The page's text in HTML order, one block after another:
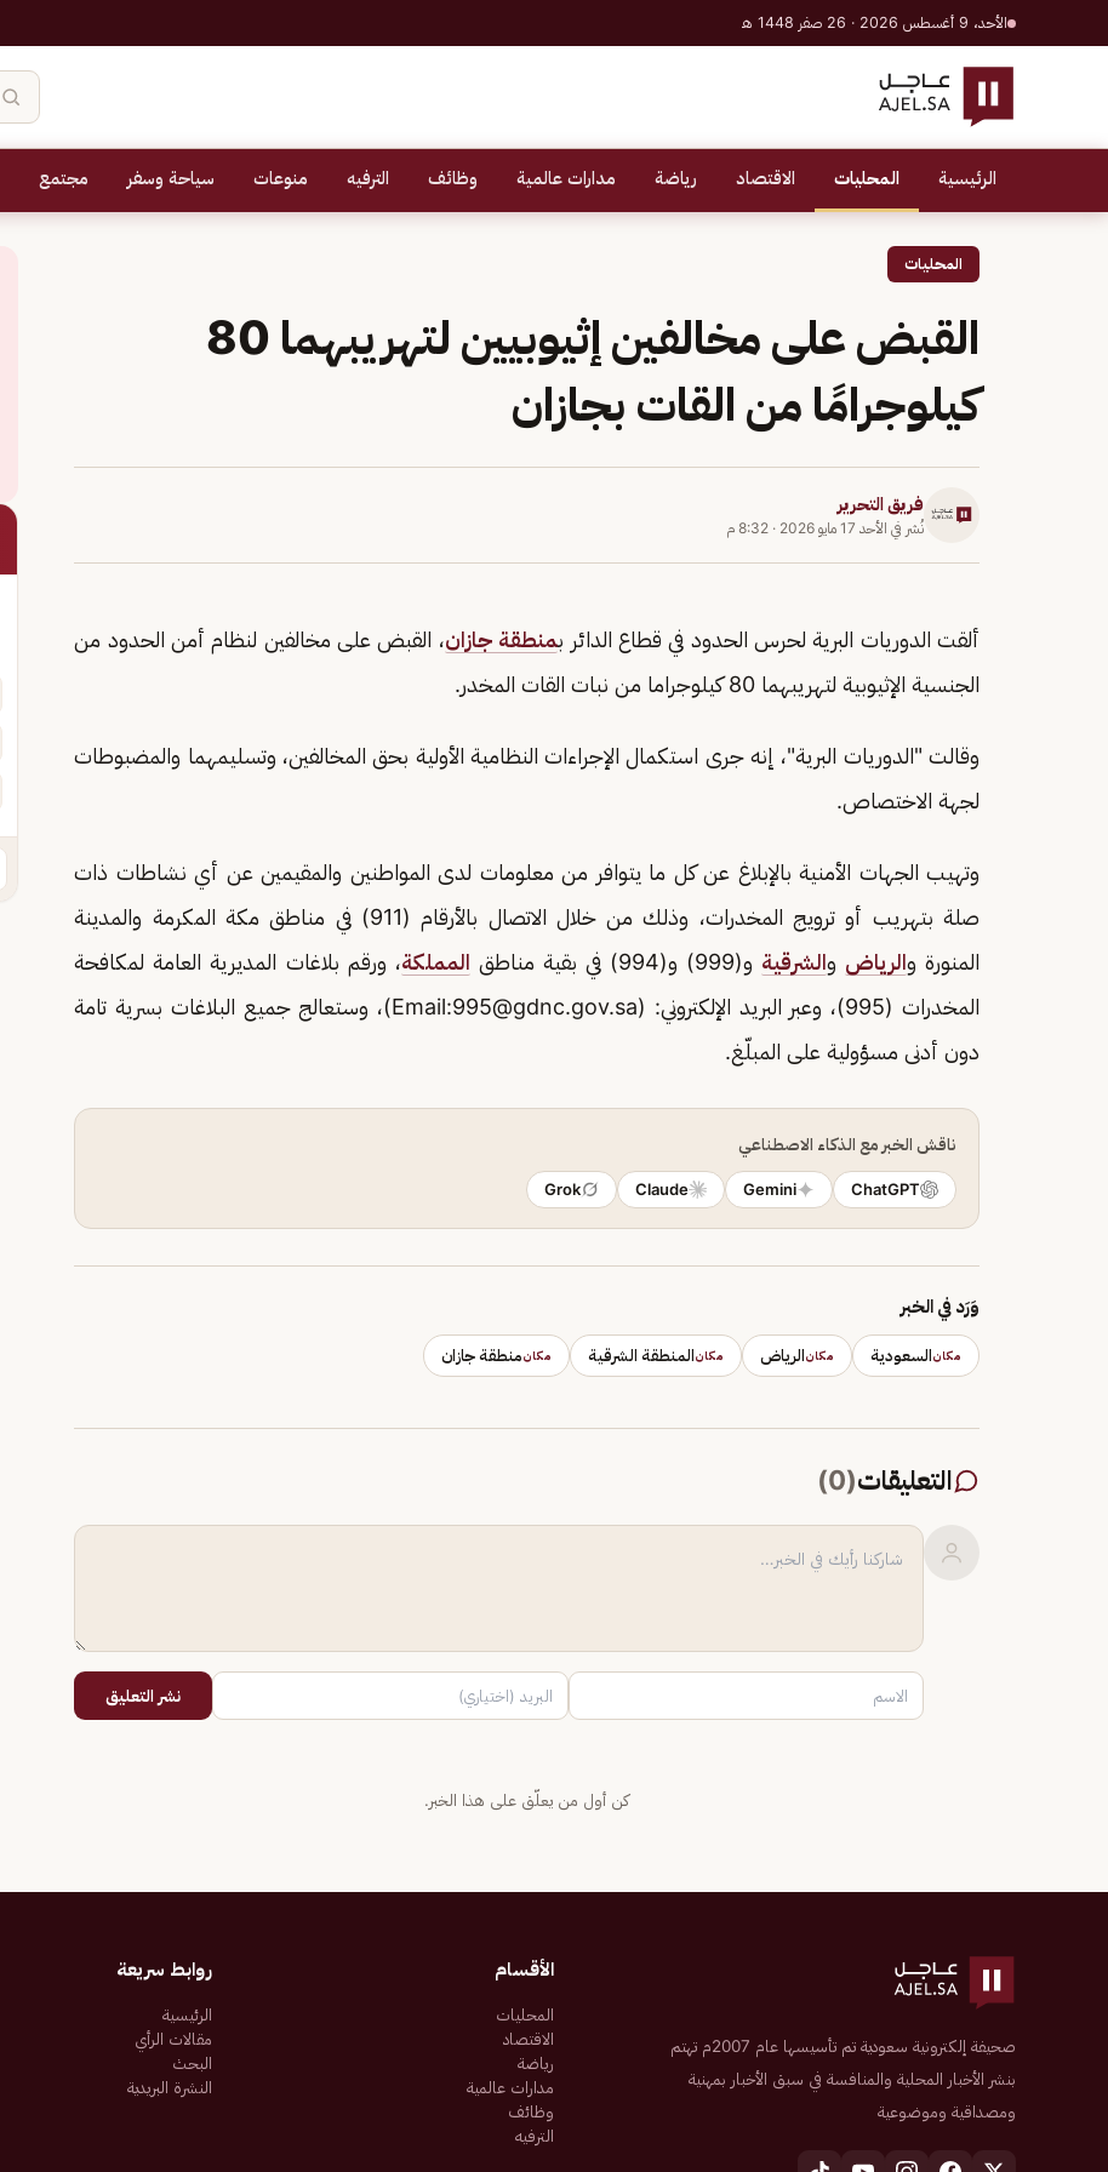
الأحد، 9 أغسطس 2026 · 26 صفر 1448 هـ
الرئيسية المحليات الاقتصاد رياضة مدارات عالمية وظائف الترفيه منوعات سياحة وسفر مجتمع
المحليات
القبض على مخالفين إثيوبيين لتهريبهما 80
كيلوجرامًا من القات بجازان
فريق التحرير
نُشر في الأحد 17 مايو 2026 · 8:32 م
ألقت الدوريات البرية لحرس الحدود في قطاع الدائر بمنطقة جازان، القبض على مخالفين لنظام أمن الحدود من
الجنسية الإثيوبية لتهريبهما 80 كيلوجراما من نبات القات المخدر.
وقالت "الدوريات البرية"، إنه جرى استكمال الإجراءات النظامية الأولية بحق المخالفين، وتسليمهما والمضبوطات
لجهة الاختصاص.
وتهيب الجهات الأمنية بالإبلاغ عن كل ما يتوافر من معلومات لدى المواطنين والمقيمين عن أي نشاطات ذات
صلة بتهريب أو ترويج المخدرات، وذلك من خلال الاتصال بالأرقام (911) في مناطق مكة المكرمة والمدينة
المنورة والرياض والشرقية و(999) و(994) في بقية مناطق المملكة، ورقم بلاغات المديرية العامة لمكافحة
المخدرات (995)، وعبر البريد الإلكتروني: (Email:
995@gdnc.gov.sa
)، وستعالج جميع البلاغات بسرية تامة
دون أدنى مسؤولية على المبلّغ.
ناقش الخبر مع الذكاء الاصطناعي
ChatGPT
Gemini
Claude
Grok
وَرَد في الخبر
مكانالسعودية مكانالرياض مكانالمنطقة الشرقية مكانمنطقة جازان
التعليقات(
0
)
نشر التعليق
كن أول من يعلّق على هذا الخبر.
صحيفة إلكترونية سعودية تم تأسيسها عام 2007م تهتم
بنشر الأخبار المحلية والمنافسة في سبق الأخبار بمهنية
ومصداقية وموضوعية
الأقسام
المحليات
الاقتصاد
رياضة
مدارات عالمية
وظائف
الترفيه
روابط سريعة
الرئيسية
مقالات الرأي
البحث
النشرة البريدية